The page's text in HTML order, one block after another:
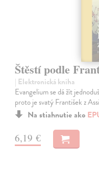
Štěstí podle
| Elektronická kniha
Evangelium se dá žít
proto je svatý František z
Na stiahnutie ako
6,19 €